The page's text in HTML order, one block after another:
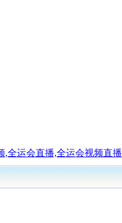
,全运会直播,全运会视频直播